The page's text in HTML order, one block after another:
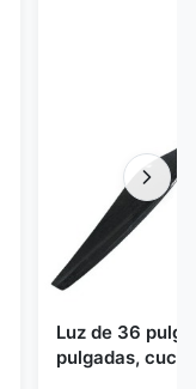
Luz de 36
pulgadas,